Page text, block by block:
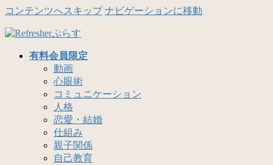
コンテンツへスキップ ナビゲーションに移動
有料会員限定
動画
心眼術
コミュニケーション
人格
恋愛・結婚
仕組み
親子関係
自己教育